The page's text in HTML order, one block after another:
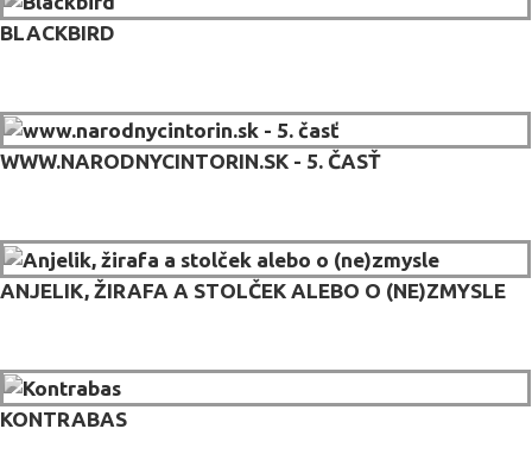
BLACKBIRD
WWW.NARODNYCINTORIN.SK - 5. ČASŤ
ANJELIK, ŽIRAFA A STOLČEK ALEBO O (NE)ZMYSLE
KONTRABAS